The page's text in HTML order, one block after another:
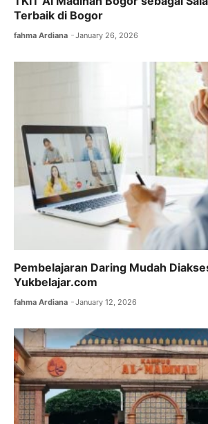
Terbaik di Bogor
fahma Ardiana January 26, 2026
Pembelajaran Daring Mudah
Yukbelajar.com
fahma Ardiana January 12, 2026